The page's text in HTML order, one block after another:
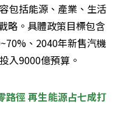
包括能源、產業、生活
略。具體政策目標包含
、2040年新售汽機
入9000億預算。
路徑 再生能源占七成打